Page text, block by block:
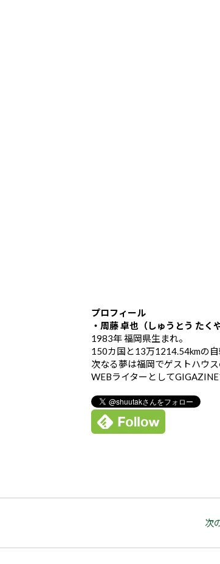
プロフィール
・周藤 卓也（しゅうとう たく
1983年 福岡県生まれ。
150カ国と13万1214.54kmの
次なる夢は福岡でゲストハウ
WEBライターとして
次